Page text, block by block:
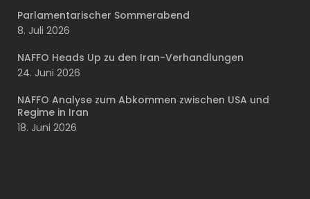
Parlamentarischer Sommerabend
8. Juli 2026
NAFFO Heads Up zu den Iran-Verhandlungen
24. Juni 2026
NAFFO Analyse zum Abkommen zwischen USA und
Regime in Iran
18. Juni 2026